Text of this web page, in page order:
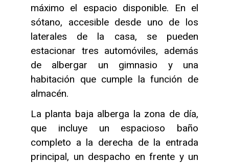
máximo el espacio disponible. En el
sótano, accesible desde uno de los
laterales de la casa, se pueden
estacionar tres automóviles, además
de albergar un gimnasio y una
habitación que cumple la función de
almacén.
La planta baja alberga la zona de día,
que incluye un espacioso baño
completo a la derecha de la entrada
principal, un despacho en frente y un